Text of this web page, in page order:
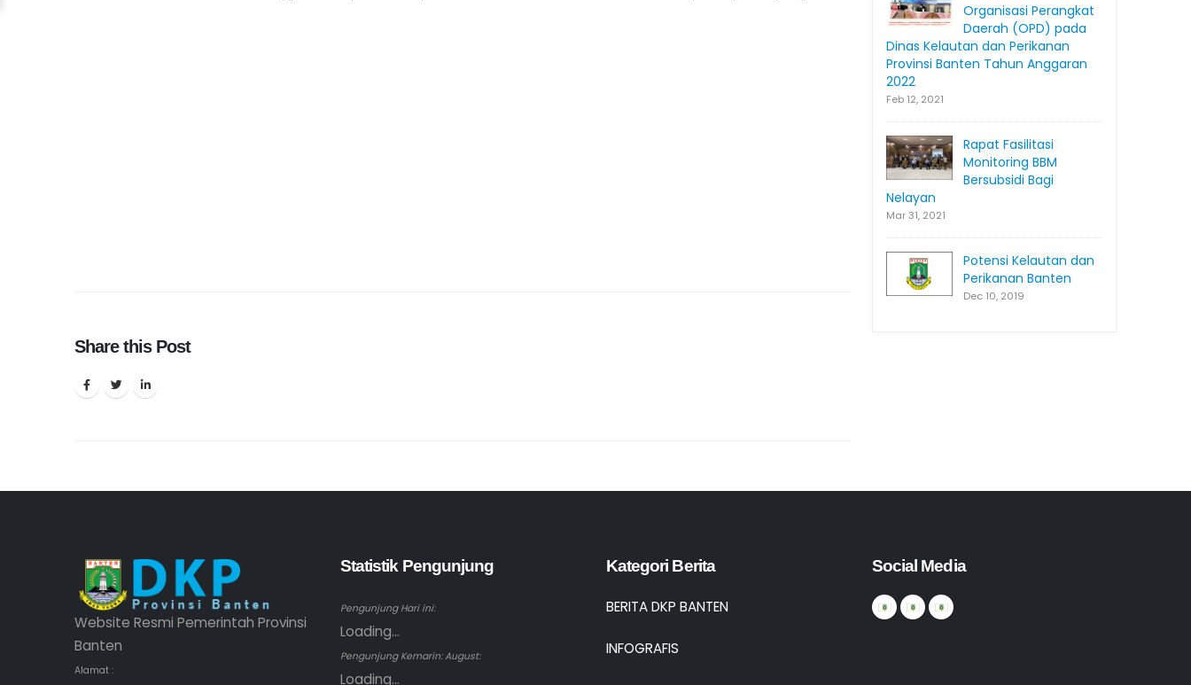
Share this Post
Organisasi Perangkat
Daerah (OPD) pada
Dinas Kelautan dan Perikanan
Provinsi Banten Tahun Anggaran
2022
Feb 12, 2021
Rapat Fasilitasi
Monitoring BBM
Bersubsidi Bagi
Nelayan
Mar 31, 2021
Potensi Kelautan dan
Perikanan Banten
Dec 10, 2019
Website Resmi Pemerintah Provinsi
Banten
Alamat :
Statistik Pengunjung
Pengunjung Hari ini:
Loading...
Pengunjung Kemarin: August:
Loading...
Kategori Berita
BERITA DKP BANTEN
INFOGRAFIS
Social Media